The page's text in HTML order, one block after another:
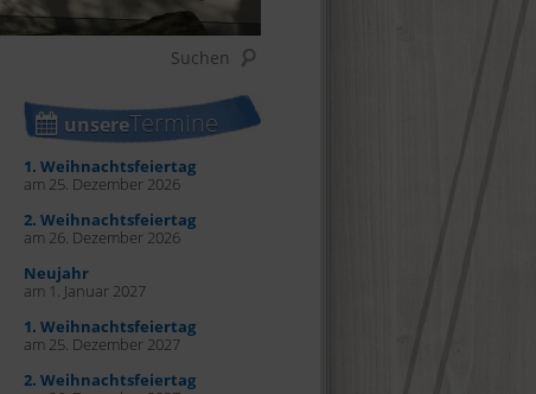
unsereTermine
1. Weihnachtsfeiertag
am 25. Dezember 2026
2. Weihnachtsfeiertag
am 26. Dezember 2026
Neujahr
am 1. Januar 2027
1. Weihnachtsfeiertag
am 25. Dezember 2027
2. Weihnachtsfeiertag